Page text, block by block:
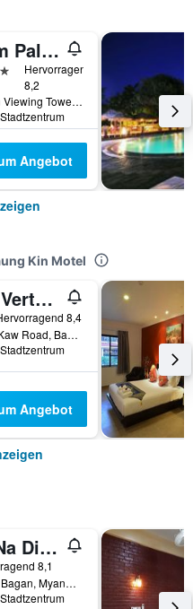
Aureum Palace Hotel & Resort Bagan
Hervorragend
8,2
Near Bagan Viewing Tower, Min Nathu Village, Bagan, Myanmar
Angebot
Kin Motel
Bagan Vertex Hotel
8,4
Shwe Kant Kaw Road, Bagan, Myanmar
Angebot
Shwe Na Di Guest House
8,1
Main Road, Bagan, Myanmar